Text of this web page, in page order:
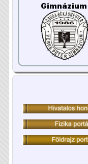
Gimnázium